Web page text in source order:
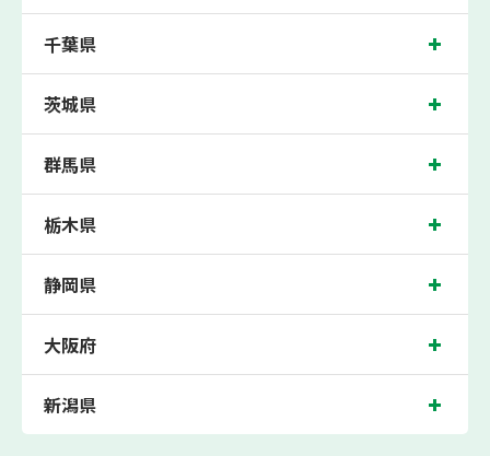
茨城県ひたちなか市の保護者の方や生徒さんにクチコミで絶大な評価をいただいて
いる個別指導塾で今なら無料体験受付中です！
千葉県
茨城県
群馬県
栃木県
静岡県
大阪府
新潟県